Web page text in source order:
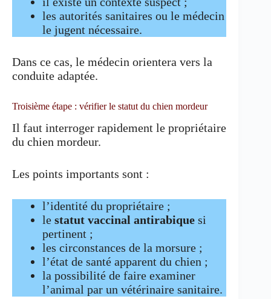
les autorités sanitaires ou le médecin
le jugent nécessaire.
Dans ce cas, le médecin orientera vers la
conduite adaptée.
Troisième étape : vérifier le statut du chien mordeur
Il faut interroger rapidement le propriétaire
du chien mordeur.
Les points importants sont :
l’identité du propriétaire ;
le statut vaccinal antirabique si
pertinent ;
les circonstances de la morsure ;
l’état de santé apparent du chien ;
la possibilité de faire examiner
l’animal par un vétérinaire sanitaire.